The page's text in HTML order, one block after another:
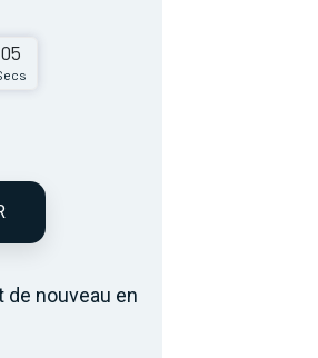
Secs